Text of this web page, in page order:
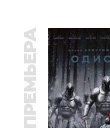
ПРЕМЬЕРА